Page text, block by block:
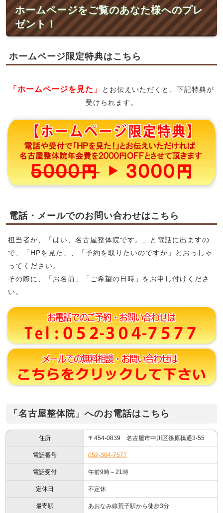
ホームページをご覧のあなた様へのプレ
ゼント！
ホームページ限定特典はこちら
「ホームページを見た」
とお伝えいただくと、下記特典が
受けられます。
電話・メールでのお問い合わせはこちら
担当者が、「はい、名古屋整体院です。」と電話に出ますの
で、「HPを見た」、「予約を取りたいのですが」とおっしゃ
ってください。
その際に、「お名前」「ご希望の日時」をお申し付けくださ
い。
「名古屋整体院」へのお電話はこちら
住所 〒454-0839 名古屋市中川区篠原橋通3-55
電話番号 052-304-7577
電話受付 午前9時～21時
定休日 不定休
最寄駅 あおなみ線荒子駅から徒歩3分